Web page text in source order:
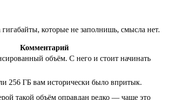
которые не заполнишь, смысла нет.
Комментарий
объём. С него и стоит начинать
256 ГБ вам исторически было впритык.
такой объём оправдан редко — чаще это